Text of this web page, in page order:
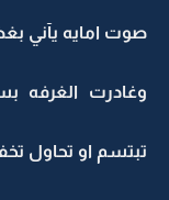
صوت امايه يآني
وغادرت الغرفه
تبتسم او تحاول